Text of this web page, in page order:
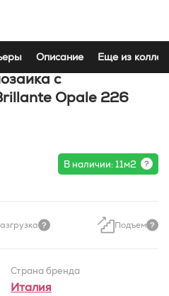
Описание Еще из
с
Opale 226
В наличии: 11м2
Подъем
Страна бренда
Италия